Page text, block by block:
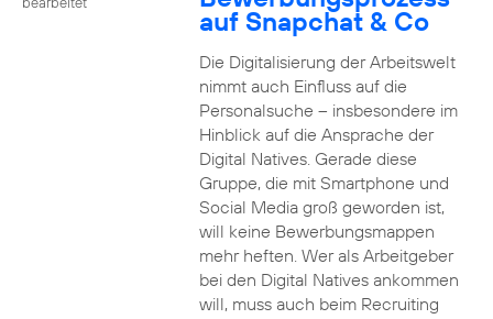
auf Snapchat & Co
Die Digitalisierung der Arbeitswelt
nimmt auch Einfluss auf die
Personalsuche – insbesondere im
Hinblick auf die Ansprache der
Digital Natives. Gerade diese
Gruppe, die mit Smartphone und
Social Media groß geworden ist,
will keine Bewerbungsmappen
mehr heften. Wer als Arbeitgeber
bei den Digital Natives ankommen
will, muss auch beim Recruiting